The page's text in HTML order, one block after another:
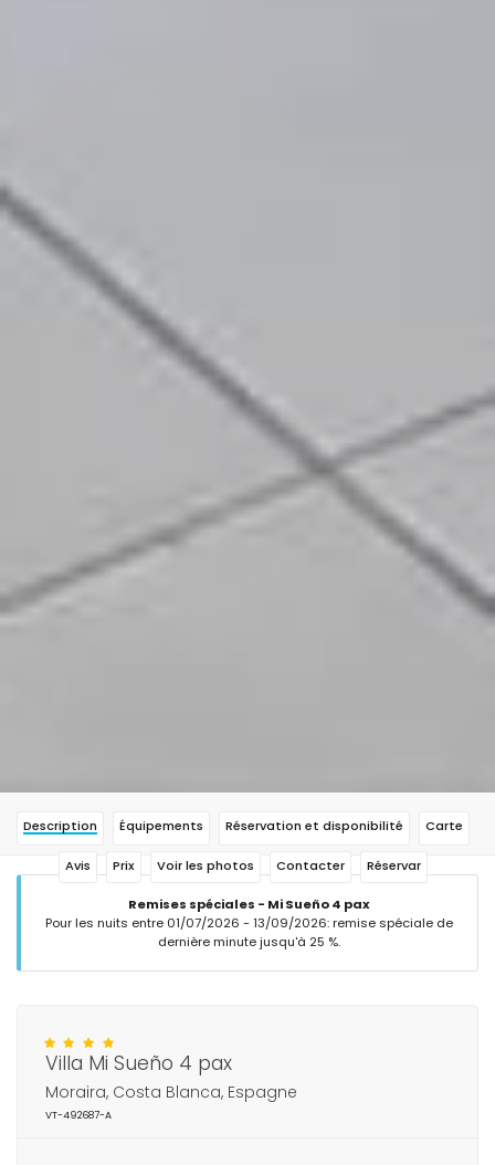
Description Équipements Réservation et disponibilité Carte
Avis Prix Voir les photos Contacter Réservar
Remises spéciales - Mi Sueño 4 pax
Pour les nuits entre 01/07/2026 - 13/09/2026: remise spéciale de
dernière minute jusqu'à 25 %.
Villa Mi Sueño 4 pax
Moraira, Costa Blanca, Espagne
VT-492687-A